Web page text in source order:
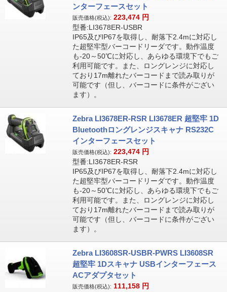
ンターフェースセット
販売価格(税込): 223,474 円
型番:LI3678ER-USBR
IP65及びIP67を取得し、耐落下2.4mに対応し
た超堅牢型バーコードリーダです。動作温度
も-20～50℃に対応し、あらゆる環境下でもご
利用可能です。また、ロングレンジに対応し
ており17m離れたバーコードまで読み取りが
可能です（但し、バーコードに条件がござい
ます）。
Zebra LI3678ER-RSR LI3678ER 超堅牢 1D
Bluetoothロングレンジスキャナ RS232C
インターフェースセット
販売価格(税込): 223,474 円
型番:LI3678ER-RSR
IP65及びIP67を取得し、耐落下2.4mに対応し
た超堅牢型バーコードリーダです。動作温度
も-20～50℃に対応し、あらゆる環境下でもご
利用可能です。また、ロングレンジに対応し
ており17m離れたバーコードまで読み取りが
可能です（但し、バーコードに条件がござい
ます）。
Zebra LI3608SR-USBR-PWRS LI3608SR
超堅牢 1Dスキャナ USBインターフェース
ACアダプタセット
販売価格(税込): 111,158 円